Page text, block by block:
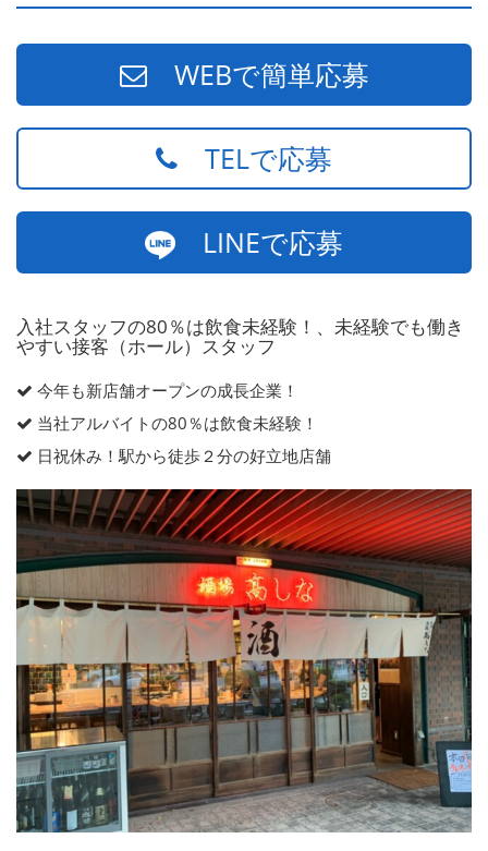
WEBで簡単応募
TELで応募
LINEで応募
入社スタッフの80％は飲食未経験！、未経験でも働き
やすい接客（ホール）スタッフ
今年も新店舗オープンの成長企業！
当社アルバイトの80％は飲食未経験！
日祝休み！駅から徒歩２分の好立地店舗